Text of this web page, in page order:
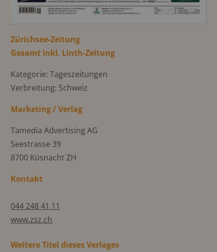
Zürichsee-Zeitung
Gesamt inkl. Linth-Zeitung
Kategorie: Tageszeitungen
Verbreitung: Schweiz
Marketing / Verlag
Tamedia Advertising AG
Seestrasse 39
8700 Küsnacht ZH
Kontakt
044 248 41 11
www.zsz.ch
Weitere Titel dieses Verlages